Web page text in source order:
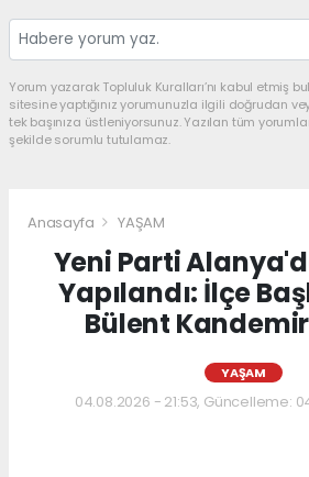
Yorum yazarak Topluluk Kuralları’nı kabul etmiş
sitesine yaptığınız yorumunuzla ilgili doğrudan
tek başınıza üstleniyorsunuz. Yazılan tüm
şekilde sorumlu tutulamaz.
Anasayfa YAŞAM
Yeni Parti
Yapılandı: İlçe
Bülent
YAŞAM
04.08.2026 - 21:53, Güncelleme: